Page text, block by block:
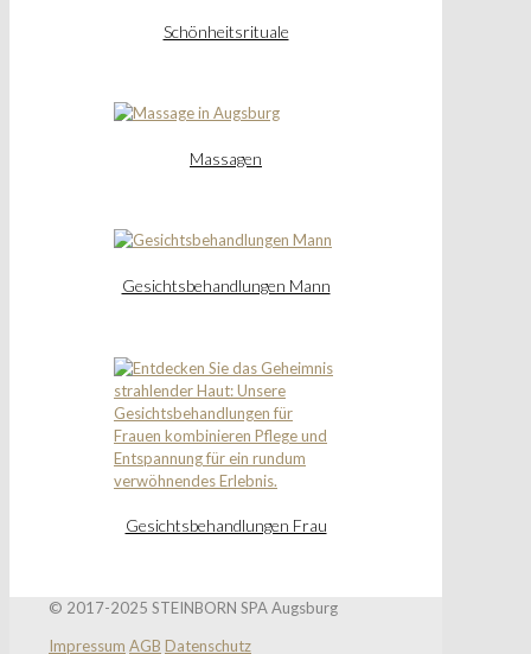
Schönheitsrituale
Massagen
Gesichtsbehandlungen Mann
Gesichtsbehandlungen Frau
© 2017-2025 STEINBORN SPA Augsburg
Impressum AGB Datenschutz